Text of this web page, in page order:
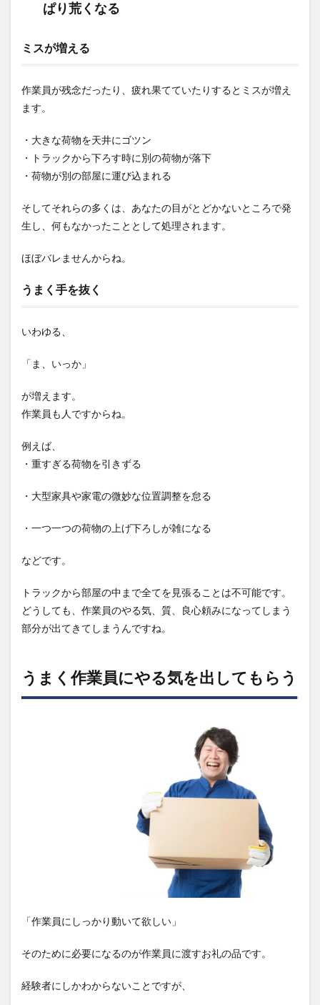
る前
か、
の休
憩で
3
好感
稼い
だぶ
ん、
使う
開封
しや
すい
にダ
ール
を指
んで
う
大物
家電
家具
の微
位置
調整
ても
4
りに
ぱり荒くなる
ミスが増える
作業員が残念だったり、疲れ果てていたりするとミスが増え
ます。
・大きな荷物を天井にゴツン
・トラックから下ろす時に別の荷物が落下
・荷物が別の部屋に運び込まれる
そしてそれらの多くは、あなたの目がとどかないところで発
生し、何もなかったこととして処理されます。
ほぼバレませんからね。
うまく手を抜く
いわゆる、
「ま、いっか」
が増えます。
作業員も人ですからね。
例えば、
・重すぎる荷物を引きずる
・大型家具や家電の微妙な位置調整を怠る
・一つ一つの荷物の上げ下ろしが雑になる
などです。
トラックから部屋の中まで全てを見張ることは不可能です。
どうしても、作業員のやる気、質、良心頼みになってしまう
部分が出てきてしまうんですね。
うまく作業員にやる気を出してもらう
「作業員にしっかり動いて欲しい」
そのために必要になるのが作業員に渡すお礼の品です。
経験者にしかわからないことですが、